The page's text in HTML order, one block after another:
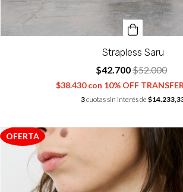
Strapless Saru
$42.700$52.000
$38.430con 10% OFF
3cuotas sin interés de